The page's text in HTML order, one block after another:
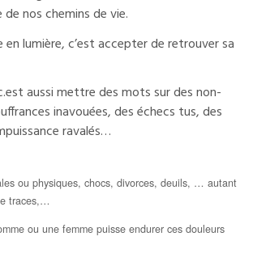
nos chemins de vie.
lumière, c’est accepter de retrouver sa
aussi mettre des mots sur des non-
inavouées, des échecs tus, des
ravalés…
ou physiques, chocs, divorces, deuils, … autant
traces,…
ou une femme puisse endurer ces douleurs